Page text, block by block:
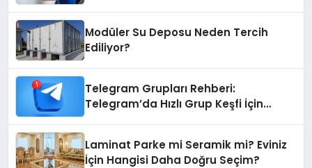
Modüler Su Deposu Neden Tercih
Ediliyor?
Telegram Grupları Rehberi:
Telegram’da Hızlı Grup Keşfi İçin
Laminat Parke mi Seramik mi? Eviniz
İçin Hangisi Daha Doğru Seçim?